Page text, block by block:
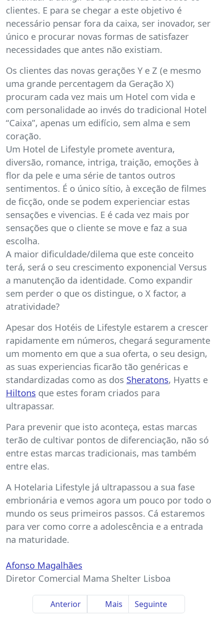
clientes. E para se chegar a este objetivo é
necessário pensar fora da caixa, ser inovador, ser
único e procurar novas formas de satisfazer
necessidades que antes não existiam.
Os clientes das novas gerações Y e Z (e mesmo
uma grande percentagem da Geração X)
procuram cada vez mais um Hotel com vida e
com personalidade ao invés do tradicional Hotel
“Caixa”, apenas um edifício, sem alma e sem
coração.
Um Hotel de Lifestyle promete aventura,
diversão, romance, intriga, traição, emoções à
flor da pele e uma série de tantos outros
sentimentos. É o único sítio, à exceção de filmes
de ficção, onde se podem experienciar estas
sensações e vivencias. E é cada vez mais por
sensações que o cliente se move e faz a sua
escolha.
A maior dificuldade/dilema que este conceito
terá, será o seu crescimento exponencial Versus
a manutenção da identidade. Como expandir
sem perder o que os distingue, o X factor, a
atratividade?
Apesar dos Hotéis de Lifestyle estarem a crescer
rapidamente em números, chegará seguramente
um momento em que a sua oferta, o seu design,
as suas experiencias ficarão tão genéricas e
standardizadas como as dos Sheratons, Hyatts e
Hiltons que estes foram criados para
ultrapassar.
Para prevenir que isto aconteça, estas marcas
terão de cultivar pontos de diferenciação, não só
entre estas marcas tradicionais, mas também
entre elas.
A Hotelaria Lifestyle já ultrapassou a sua fase
embrionária e vemos agora um pouco por todo o
mundo os seus primeiros passos. Cá estaremos
para ver como corre a adolescência e a entrada
na maturidade.
Afonso Magalhães
Diretor Comercial Mama Shelter Lisboa
Anterior Mais Seguinte